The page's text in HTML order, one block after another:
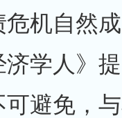
机自然
济学人》
避免，